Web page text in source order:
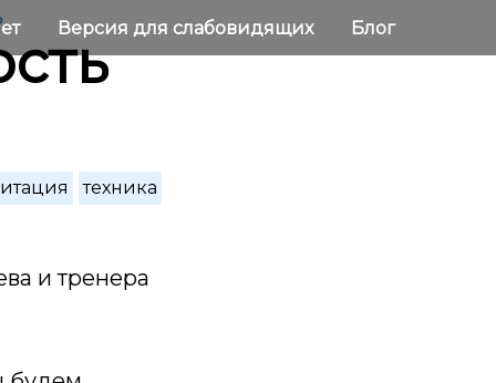
Версия для слабовидящих Блог
техника
и тренера